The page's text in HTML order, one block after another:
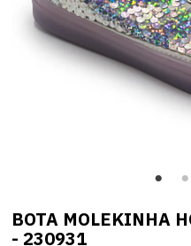
BOTA MOLEKINHA
- 230931